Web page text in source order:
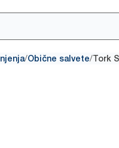
/Obične salvete/Tork